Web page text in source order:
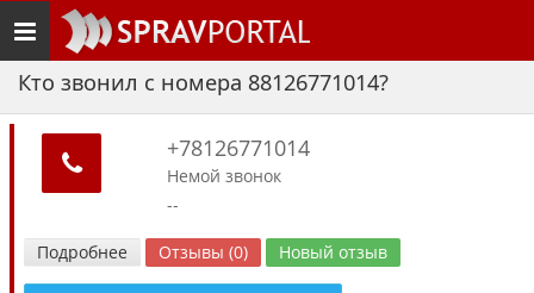
Toggle
navigation
Кто звонил с номера 88126771014?
+78126771014
Немой звонок
--
Подробнее Отзывы (0) Новый отзыв